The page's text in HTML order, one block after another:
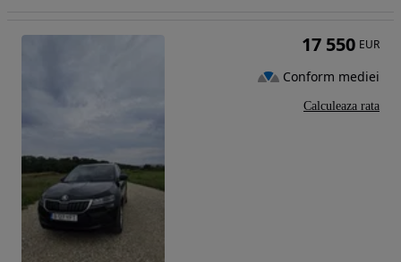
17 550 EUR
Conform mediei
Calculeaza rata